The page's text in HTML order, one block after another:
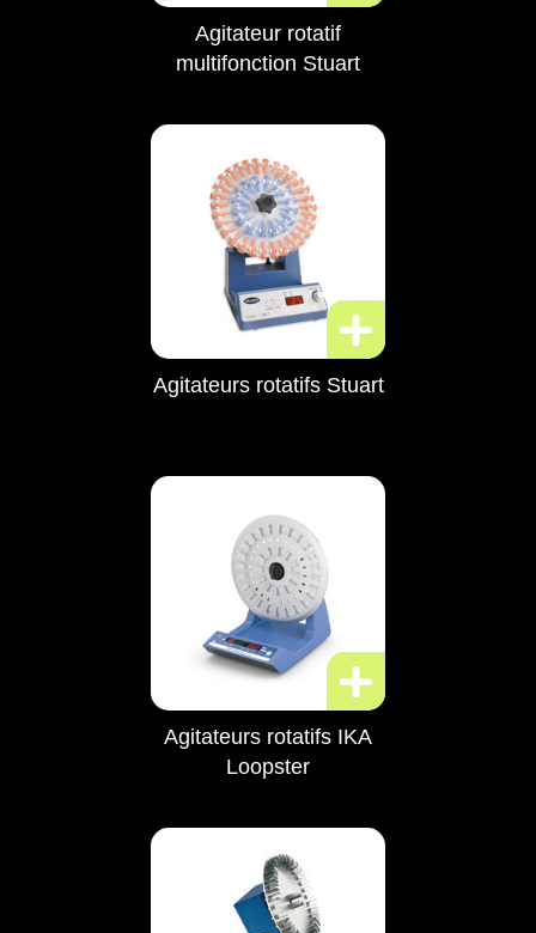
Agitateur rotatif
multifonction Stuart
Agitateurs rotatifs Stuart
Agitateurs rotatifs IKA
Loopster